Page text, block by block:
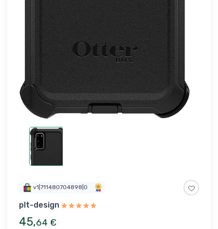
v1|711480704898|0
plt-design
45,64 €